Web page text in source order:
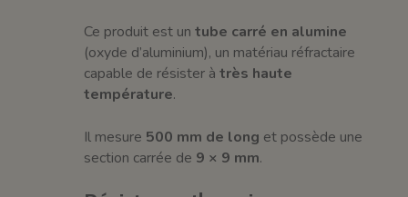
Ce produit est untube carré en alumine
(oxyde d’aluminium), un matériau réfractaire
capable de résister àtrès haute
température.
Il mesure 500 mm de long et possède une
section carrée de 9 × 9 mm.